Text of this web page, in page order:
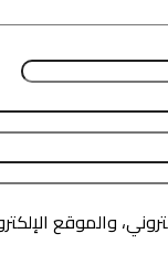
والموقع